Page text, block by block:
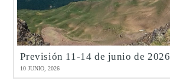
Previsión 11-14 de junio de 2026
10 JUNIO, 2026